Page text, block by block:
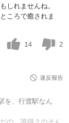
しれませんね。
ころで癒されま
14 2
違反報告
を、行渡駅なん